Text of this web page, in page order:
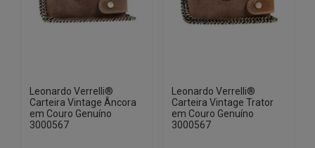
Leonardo Verrelli®
Carteira Vintage Âncora
em Couro Genuíno
3000567
Leonardo Verrelli®
Carteira Vintage Trator
em Couro Genuíno
3000567